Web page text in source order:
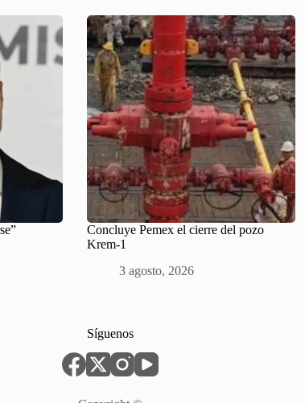
Concluye Pemex el cierre del pozo
Krem-1
3 agosto, 2026
Síguenos